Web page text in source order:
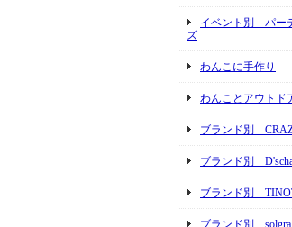
イベント別 パー
ズ
わんこに手作り
わんことアウトド
ブランド別
ブランド別
ブランド別
ブランド別 solgra